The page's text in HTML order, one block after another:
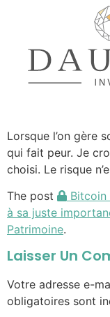
Lorsque l’on gère
qui fait peur. Je
choisi. Le risque
The post
Bitcoin
à sa juste
Patrimoine.
Laisser Un
Votre adresse e-
obligatoires sont